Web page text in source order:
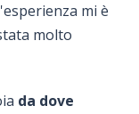
mi è
molto
da dove